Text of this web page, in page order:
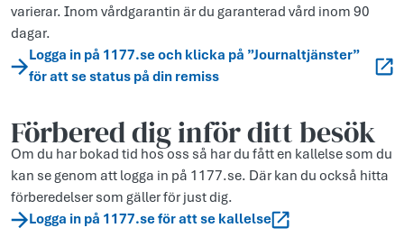
varierar. Inom vårdgarantin är du garanterad vård inom 90
dagar.
Logga in på 1177.se och klicka på ”Journaltjänster”
för att se status på din remiss
Förbered dig inför ditt besök
Om du har bokad tid hos oss så har du fått en kallelse som du
kan se genom att logga in på 1177.se. Där kan du också hitta
förberedelser som gäller för just dig.
Logga in på 1177.se för att se kallelse